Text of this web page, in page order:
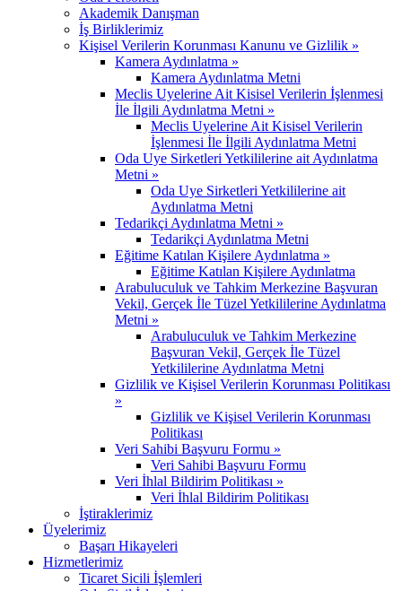
Akademik Danışman
İş Birliklerimiz
Kişisel Verilerin Korunması Kanunu ve Gizlilik »
Kamera Aydınlatma »
Kamera Aydınlatma Metni
Meclis Uyelerine Ait Kisisel Verilerin İşlenmesi
İle İlgili Aydınlatma Metni »
Meclis Uyelerine Ait Kisisel Verilerin
İşlenmesi İle İlgili Aydınlatma Metni
Oda Uye Sirketleri Yetkililerine ait Aydınlatma
Metni »
Oda Uye Sirketleri Yetkililerine ait
Aydınlatma Metni
Tedarikçi Aydınlatma Metni »
Tedarikçi Aydınlatma Metni
Eğitime Katılan Kişilere Aydınlatma »
Eğitime Katılan Kişilere Aydınlatma
Arabuluculuk ve Tahkim Merkezine Başvuran
Vekil, Gerçek İle Tüzel Yetkililerine Aydınlatma
Metni »
Arabuluculuk ve Tahkim Merkezine
Başvuran Vekil, Gerçek İle Tüzel
Yetkililerine Aydınlatma Metni
Gizlilik ve Kişisel Verilerin Korunması Politikası
»
Gizlilik ve Kişisel Verilerin Korunması
Politikası
Veri Sahibi Başvuru Formu »
Veri Sahibi Başvuru Formu
Veri İhlal Bildirim Politikası »
Veri İhlal Bildirim Politikası
İştiraklerimiz
Üyelerimiz
Başarı Hikayeleri
Hizmetlerimiz
Ticaret Sicili İşlemleri